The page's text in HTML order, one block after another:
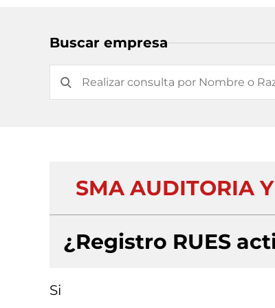
Buscar empresa
SMA AUDITORIA
¿Registro RUES
Si